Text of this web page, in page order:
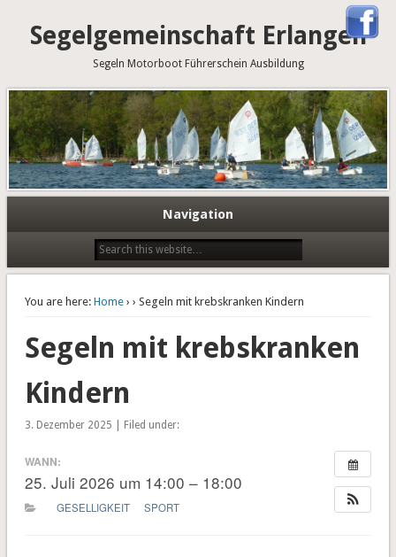
Segelgemeinschaft Erlangen
Segeln Motorboot Führerschein Ausbildung
Navigation
You are here: Home› › Segeln mit krebskranken Kindern
Segeln mit krebskranken
Kindern
3. Dezember 2025 | Filed under:
WANN:
25. Juli 2026 um 14:00 – 18:00
GESELLIGKEIT SPORT